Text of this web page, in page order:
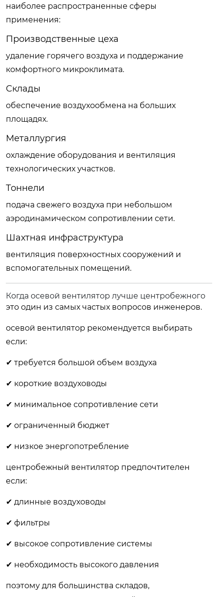
наиболее распространенные сферы
применения:
Производственные цеха
удаление горячего воздуха и поддержание
комфортного микроклимата.
Склады
обеспечение воздухообмена на больших
площадях.
Металлургия
охлаждение оборудования и вентиляция
технологических участков.
Тоннели
подача свежего воздуха при небольшом
аэродинамическом сопротивлении сети.
Шахтная инфраструктура
вентиляция поверхностных сооружений и
вспомогательных помещений.
Когда осевой вентилятор лучше центробежного
это один из самых частых вопросов инженеров.
осевой вентилятор рекомендуется выбирать
если:
✔ требуется большой объем воздуха
✔ короткие воздуховоды
✔ минимальное сопротивление сети
✔ ограниченный бюджет
✔ низкое энергопотребление
центробежный вентилятор предпочтителен
если:
✔ длинные воздуховоды
✔ фильтры
✔ высокое сопротивление системы
✔ необходимость высокого давления
поэтому для большинства складов,